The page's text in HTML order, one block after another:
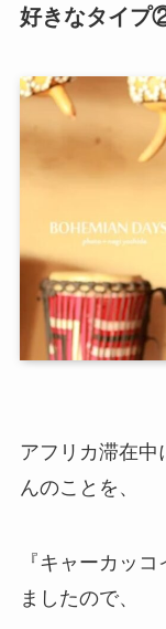
好きなタイ
アフリカ滞在中
んのことを、
『キャーカッ
ましたので、